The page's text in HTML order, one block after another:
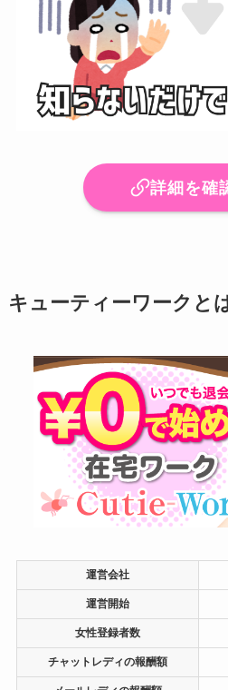
詳細を確
キューティーワークと
運営会社
運営開始
女性登録者数
チャットレディの報酬額